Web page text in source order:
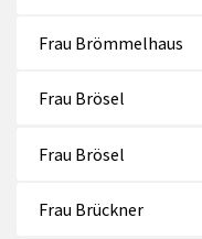
Frau Brömmelhaus
Frau Brösel
Frau Brösel
Frau Brückner